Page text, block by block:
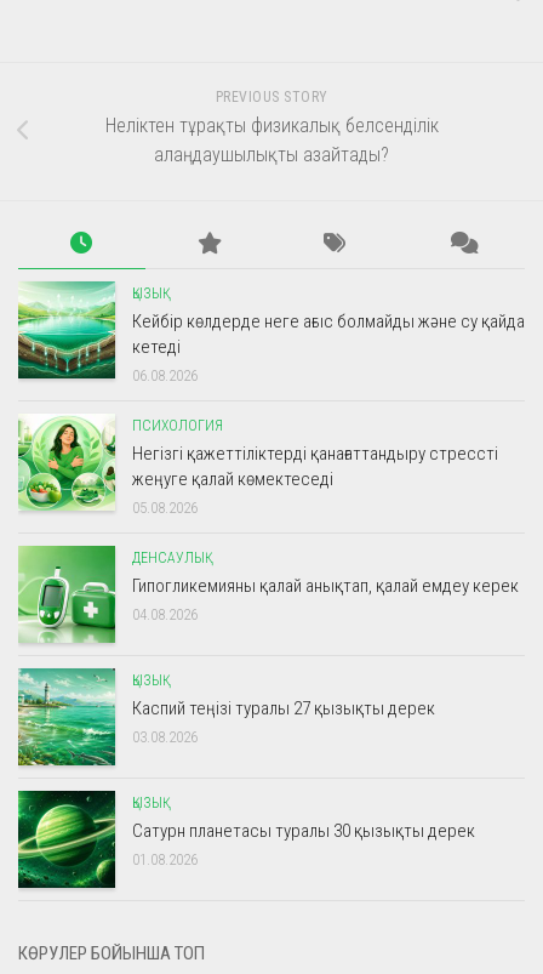
PREVIOUS STORY
Неліктен тұрақты физикалық белсенділік
алаңдаушылықты азайтады?
ҚЫЗЫҚ
Кейбір көлдерде неге ағыс болмайды және су қайда
кетеді
06.08.2026
ПСИХОЛОГИЯ
Негізгі қажеттіліктерді қанағаттандыру стрессті
жеңуге қалай көмектеседі
05.08.2026
ДЕНСАУЛЫҚ
Гипогликемияны қалай анықтап, қалай емдеу керек
04.08.2026
ҚЫЗЫҚ
Каспий теңізі туралы 27 қызықты дерек
03.08.2026
ҚЫЗЫҚ
Сатурн планетасы туралы 30 қызықты дерек
01.08.2026
КӨРУЛЕР БОЙЫНША ТОП